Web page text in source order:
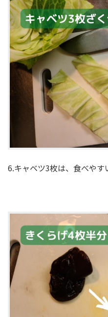
6.キャベツ3枚は、食べやす